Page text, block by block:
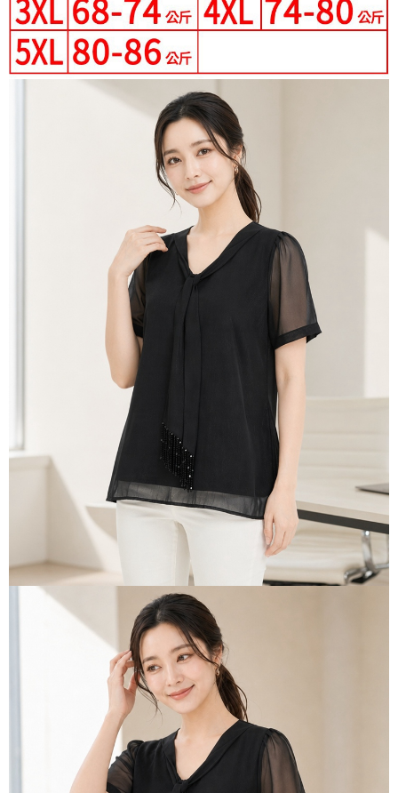
３．未成年的使用者請事先徵得法定代理人或監護人之同意方可使用
「AFTEE先享後付」，若未經同意申辦者引起之損失，本公司不負相關責
任。
４．使用「AFTEE先享後付」時，將依據個別帳號之用戶狀況，依本公司即
時審查核予不同之上限額度；若仍有額度不足之情形，本公司將視審查結果
請求用戶進行身份認證。
５．嚴禁一人註冊多個帳號或使用他人資訊註冊。若發現惡意使用之情形，
恩沛科技股份有限公司將有權停止該用戶之使用額度並採取法律行動。
付款後7-11取貨
每筆NT$80，滿NT$699(含以上)免運費
宅配
每筆NT$70，滿NT$699(含以上)免運費
每筆NT$90，滿NT$699(含以上)免運費